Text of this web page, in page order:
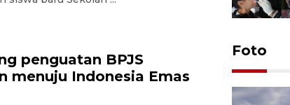
penguatan BPJS
menuju Indonesia Emas
Foto